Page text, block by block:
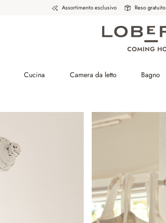
Assortimento esclusivo Reso gratuito
Cucina Camera da letto Bagno